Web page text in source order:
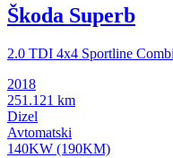
Škoda Superb
2.0 TDI 4x4 Sportline
2018
251.121 km
Dizel
Avtomatski
140KW (190KM)